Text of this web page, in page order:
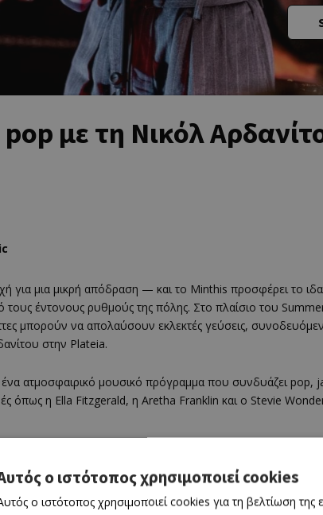
με τη Νικόλ
για μια μικρή απόδραση — και το Minthis προσφέρει το
έντονους ρυθμούς της πόλης. Στο πλαίσιο του
μπορούν να απολαύσουν εκλεκτές γεύσεις,
στην Plateia.
ατμοσφαιρικό μουσικό πρόγραμμα που συνδυάζει pop,
όπως η Ella Fitzgerald, η Aretha Franklin και ο Stevie
γαστρονομία, ζωντανή μουσική και τη μοναδική
ο ιστότοπος χρησιμοποιεί cookies
ο ιστότοπος χρησιμοποιεί cookies για τη βελτίωση